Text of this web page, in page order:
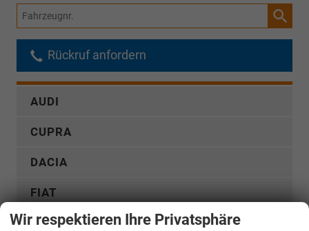
Fahrzeugnr.
Rückruf anfordern
AUDI
CUPRA
DACIA
FIAT
FORD
Wir respektieren Ihre Privatsphäre